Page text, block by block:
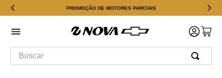
PROMOÇÃO DE MOTORES PARCIAIS
Buscar